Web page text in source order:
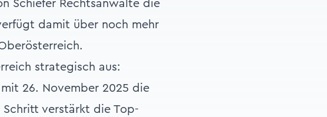
Schiefer Rechtsanwälte die
damit über noch mehr
strategisch aus:
26. November 2025 die
Schritt verstärkt die Top-